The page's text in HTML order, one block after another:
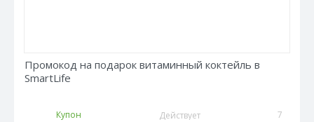
Промокод на подарок витаминный коктейль в
SmartLife
Купон Действует 7